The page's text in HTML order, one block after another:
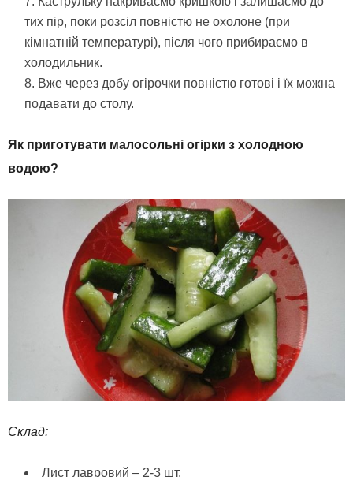
тих пір, поки розсіл повністю не охолоне (при
кімнатній температурі), після чого прибираємо в
холодильник.
Вже через добу огірочки повністю готові і їх можна
подавати до столу.
Як приготувати малосольні огірки з холодною
водою?
Склад:
Лист лавровий – 2-3 шт.